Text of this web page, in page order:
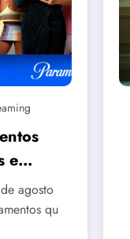
e
agosto
qu